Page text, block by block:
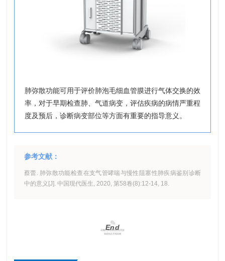
肺弥散功能可用于评价肺泡毛细血管膜进行气体交换的效
率，对于早期检查肺、气道病变，评估疾病的病情严重程
度及预后，诊断病变部位等方面有重要的指导意义。
参考文献：
蔡蕾. 肺弥散功能检查在支气管哮喘与慢性阻塞性肺疾病鉴别诊断
中的意义[J]. 中国现代医生, 2020, 第58卷(8):12-14, 18.
End